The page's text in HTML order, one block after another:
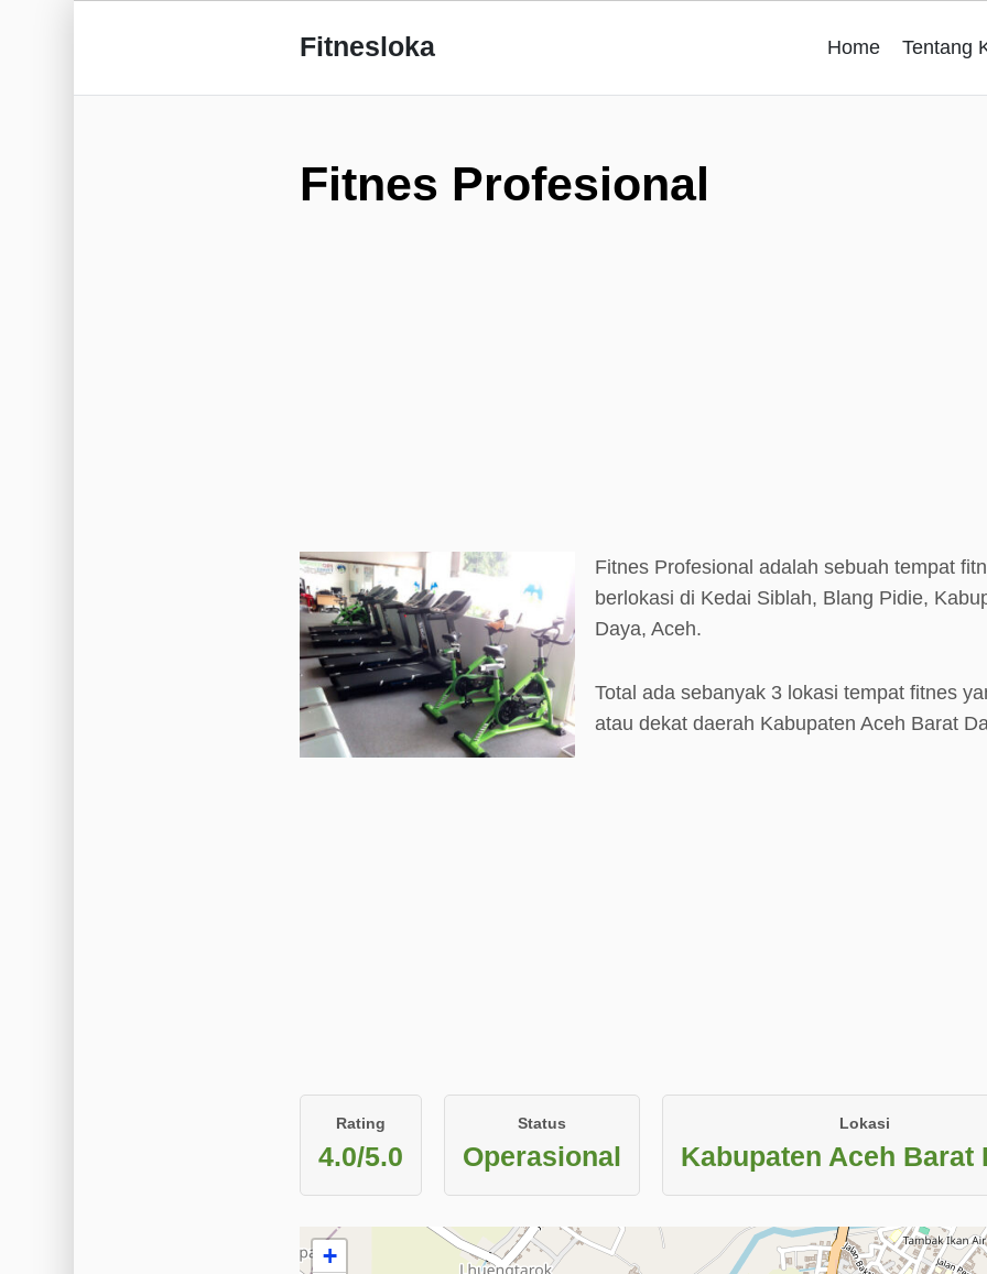
Fitnesloka Home Tentang
Fitnes Profesional
Fitnes Profesional adalah sebuah tempat
berlokasi di Kedai Siblah, Blang Pidie,
Daya, Aceh.
Total ada sebanyak 3 lokasi tempat fitnes
atau dekat daerah Kabupaten Aceh Barat
Rating
4.0/5.0
Status
Operasional
Lokasi
Kabupaten Aceh Barat
+